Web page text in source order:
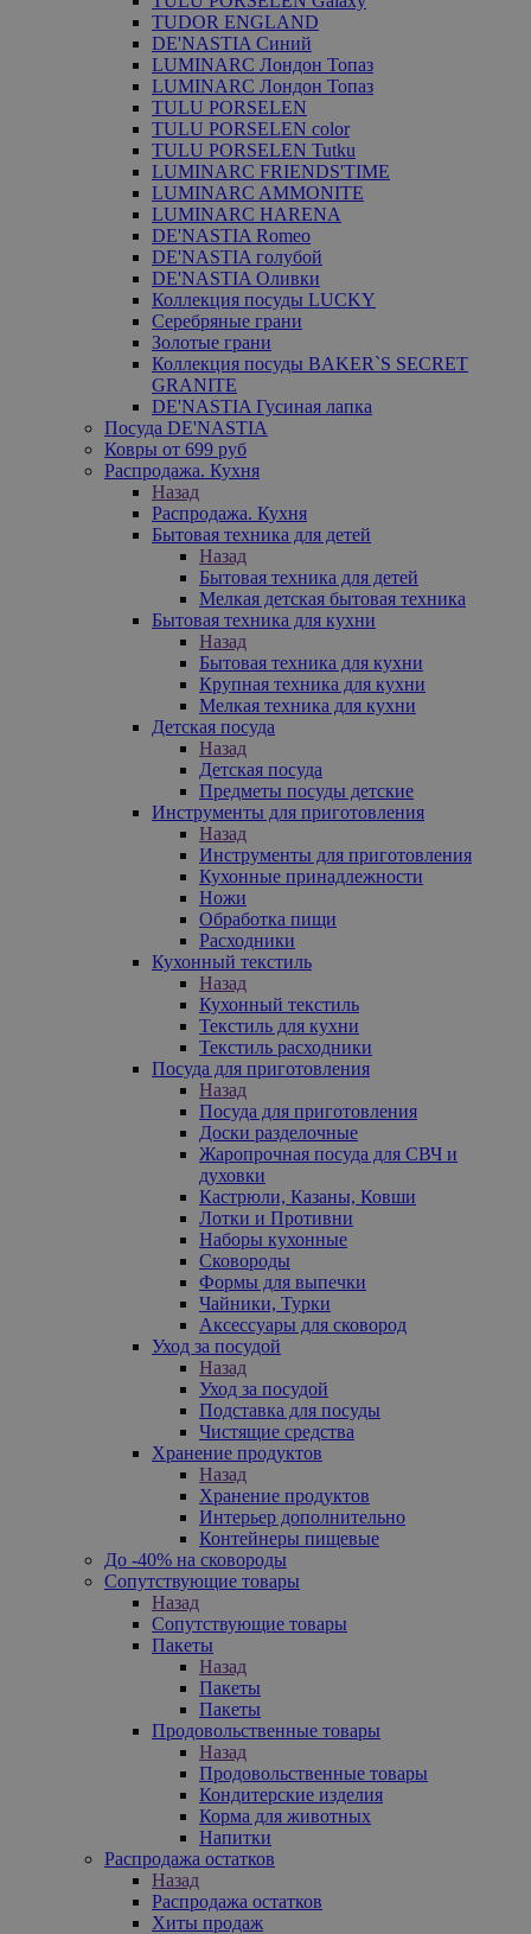
TUDOR ENGLAND
DE'NASTIA Синий
LUMINARC Лондон Топаз
LUMINARC Лондон Топаз
TULU PORSELEN
TULU PORSELEN color
TULU PORSELEN Tutku
LUMINARC FRIENDS'TIME
LUMINARC AMMONITE
LUMINARC HARENA
DE'NASTIA Romeo
DE'NASTIA голубой
DE'NASTIA Оливки
Коллекция посуды LUCKY
Серебряные грани
Золотые грани
Коллекция посуды BAKER`S SECRET
GRANITE
DE'NASTIA Гусиная лапка
Посуда DE'NASTIA
Ковры от 699 руб
Распродажа. Кухня
Назад
Распродажа. Кухня
Бытовая техника для детей
Назад
Бытовая техника для детей
Мелкая детская бытовая техника
Бытовая техника для кухни
Назад
Бытовая техника для кухни
Крупная техника для кухни
Мелкая техника для кухни
Детская посуда
Назад
Детская посуда
Предметы посуды детские
Инструменты для приготовления
Назад
Инструменты для приготовления
Кухонные принадлежности
Ножи
Обработка пищи
Расходники
Кухонный текстиль
Назад
Кухонный текстиль
Текстиль для кухни
Текстиль расходники
Посуда для приготовления
Назад
Посуда для приготовления
Доски разделочные
Жаропрочная посуда для СВЧ и
духовки
Кастрюли, Казаны, Ковши
Лотки и Противни
Наборы кухонные
Сковороды
Формы для выпечки
Чайники, Турки
Аксессуары для сковород
Уход за посудой
Назад
Уход за посудой
Подставка для посуды
Чистящие средства
Хранение продуктов
Назад
Хранение продуктов
Интерьер дополнительно
Контейнеры пищевые
До -40% на сковороды
Сопутствующие товары
Назад
Сопутствующие товары
Пакеты
Назад
Пакеты
Пакеты
Продовольственные товары
Назад
Продовольственные товары
Кондитерские изделия
Корма для животных
Напитки
Распродажа остатков
Назад
Распродажа остатков
Хиты продаж